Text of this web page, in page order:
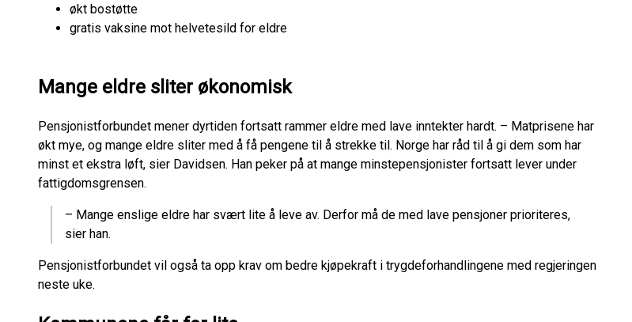
økt bostøtte
gratis vaksine mot helvetesild for eldre
Mange eldre sliter økonomisk
Pensjonistforbundet mener dyrtiden fortsatt rammer eldre med lave inntekter hardt. – Matprisene har
økt mye, og mange eldre sliter med å få pengene til å strekke til. Norge har råd til å gi dem som har
minst et ekstra løft, sier Davidsen. Han peker på at mange minstepensjonister fortsatt lever under
fattigdomsgrensen.
– Mange enslige eldre har svært lite å leve av. Derfor må de med lave pensjoner prioriteres,
sier han.
Pensjonistforbundet vil også ta opp krav om bedre kjøpekraft i trygdeforhandlingene med regjeringen
neste uke.